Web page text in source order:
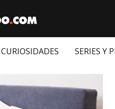
CURIOSIDADES SERIES Y